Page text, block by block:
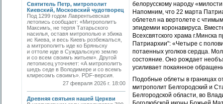
Святитель Петр, митрополит
Киевский, Московский чудотворец
Под 1299 годом Лаврентьевская
летопись сообщает: «Митрополитъ
Максимъ, не терпя Татарьского
насилья, оставя митрополью и збижа
ис Киева, и весь Киевъ розбежалъся,
а митрополитъ иде ко Бряньску
и оттоле иде в Суждальскую землю
и со всем своимъ житьем». Другой
летописец уточняет: «А митрополитъ
шедъ седе в Володимере и со всемъ
клиресомъ своимъ». PDF-версия.
27 февраля 2026 г. 18:00
Древняя святыня нашей Церкви
белорусскому народу
Напомним, что 22 марта
облетел на вертолете с
эпидемии коронавируса.
Всехсвятского храма
Патриархии": «Четыре с
потаенных уголков сердца.
состояние. Оно рождает
усиливает покаянное
Подобные облеты в границах
митрополит Белгородский и
Белгородской области, во